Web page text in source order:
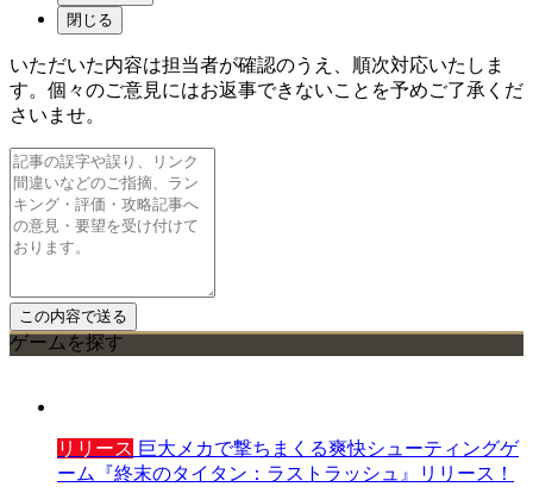
閉じる
いただいた内容は担当者が確認のうえ、順次対応いたしま
す。個々のご意見にはお返事できないことを予めご了承くだ
さいませ。
ゲームを探す
リリース 巨大メカで撃ちまくる爽快シューティングゲ
ーム『終末のタイタン：ラストラッシュ』リリース！